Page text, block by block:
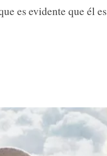
es evidente que él es